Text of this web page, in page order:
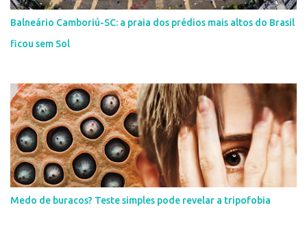
Balneário Camboriú-SC: a praia dos prédios mais altos do Brasil
ficou sem Sol
Medo de buracos? Teste simples pode revelar a tripofobia